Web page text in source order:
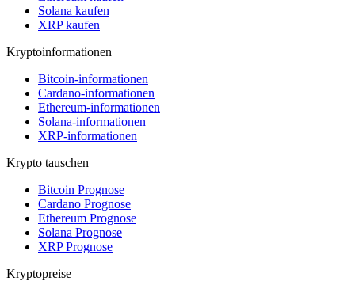
Solana kaufen
XRP kaufen
Kryptoinformationen
Bitcoin-informationen
Cardano-informationen
Ethereum-informationen
Solana-informationen
XRP-informationen
Krypto tauschen
Bitcoin Prognose
Cardano Prognose
Ethereum Prognose
Solana Prognose
XRP Prognose
Kryptopreise